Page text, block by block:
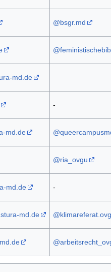
@bsgr.md
md.de
-
md.de
@ria_ovgu
md.de
-
md.de